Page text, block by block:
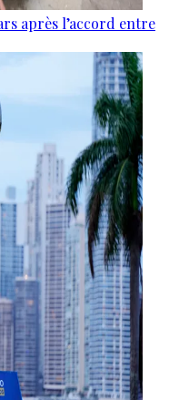
après l’accord entre